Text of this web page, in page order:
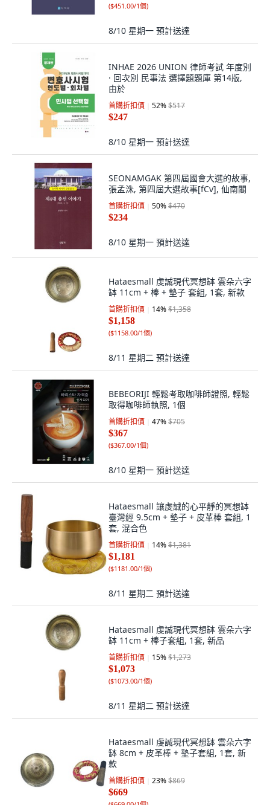
($451.00/1個)
8/10 星期一 預計送達
INHAE 2026 UNION 律師考試 年度別
· 回次別 民事法 選擇題題庫 第14版,
由於
首購折扣價 52%$517
$247
8/10 星期一 預計送達
SEONAMGAK 第四屆國會大選的故事,
張孟洙, 第四屆大選故事[fCv], 仙南閣
首購折扣價 50%$470
$234
8/10 星期一 預計送達
Hataesmall 虔誠現代冥想缽 雲朵六字
缽 11cm + 棒 + 墊子 套組, 1套, 新款
首購折扣價 14%$1,358
$1,158
($1158.00/1個)
8/11 星期二 預計送達
BEBEORIJI 輕鬆考取咖啡師證照, 輕鬆
取得咖啡師執照, 1個
首購折扣價 47%$705
$367
($367.00/1個)
8/10 星期一 預計送達
Hataesmall 讓虔誠的心平靜的冥想缽
臺灣經 9.5cm + 墊子 + 皮革棒 套組, 1
套, 混合色
首購折扣價 14%$1,381
$1,181
($1181.00/1個)
8/11 星期二 預計送達
Hataesmall 虔誠現代冥想缽 雲朵六字
缽 11cm + 棒子套組, 1套, 新品
首購折扣價 15%$1,273
$1,073
($1073.00/1個)
8/11 星期二 預計送達
Hataesmall 虔誠現代冥想缽 雲朵六字
缽 8cm + 皮革棒 + 墊子套組, 1套, 新
款
首購折扣價 23%$869
$669